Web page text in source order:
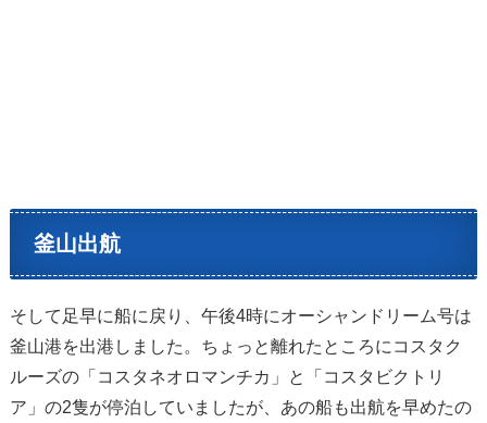
釜山出航
そして足早に船に戻り、午後4時にオーシャンドリーム号は
釜山港を出港しました。ちょっと離れたところにコスタク
ルーズの「コスタネオロマンチカ」と「コスタビクトリ
ア」の2隻が停泊していましたが、あの船も出航を早めたの